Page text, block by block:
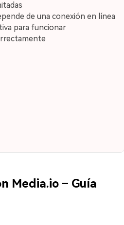
de una conexión en línea
para funcionar
Media.io – Guía